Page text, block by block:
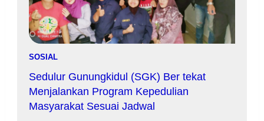
SOSIAL
Sedulur Gunungkidul (SGK) Ber tekat
Menjalankan Program Kepedulian
Masyarakat Sesuai Jadwal